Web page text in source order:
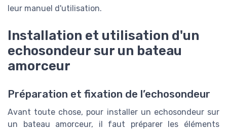
leur manuel d'utilisation.
Installation et utilisation d'un
echosondeur sur un bateau
amorceur
Préparation et fixation de l’echosondeur
Avant toute chose, pour installer un echosondeur sur
un bateau amorceur, il faut préparer les éléments